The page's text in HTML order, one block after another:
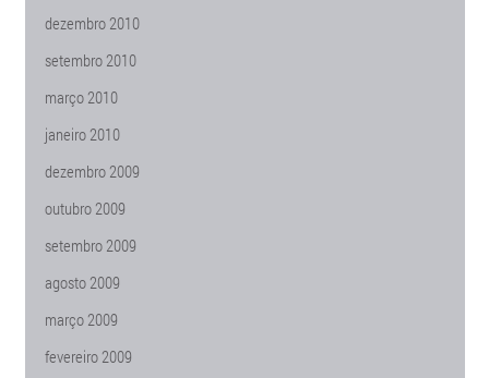
dezembro 2010
setembro 2010
março 2010
janeiro 2010
dezembro 2009
outubro 2009
setembro 2009
agosto 2009
março 2009
fevereiro 2009